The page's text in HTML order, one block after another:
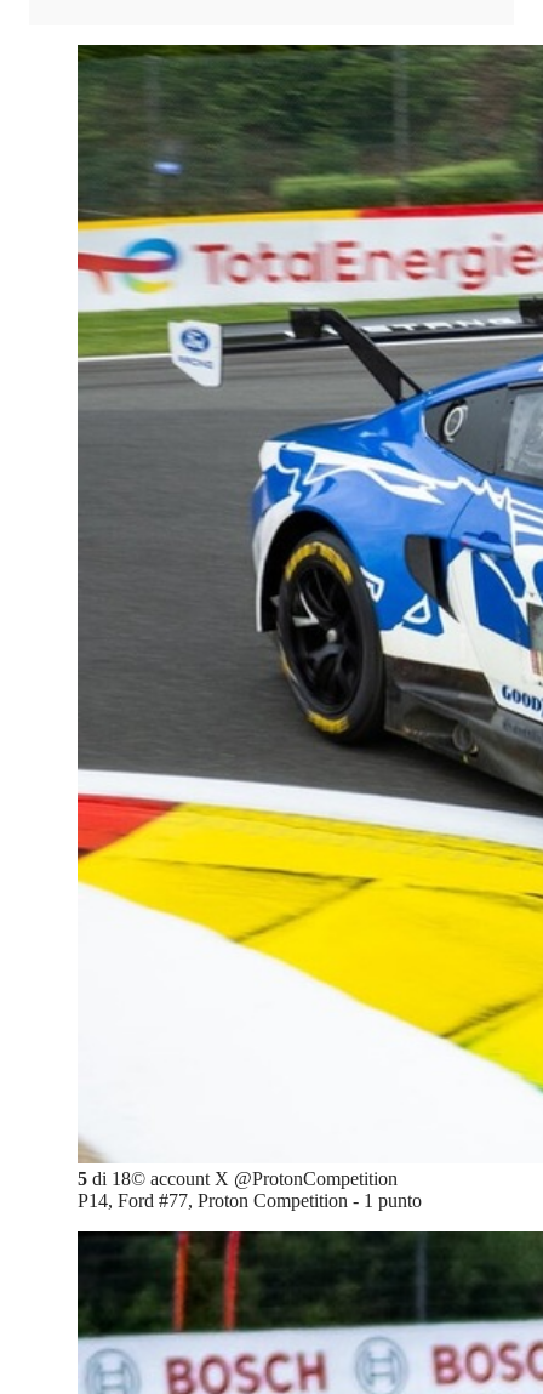
5 di 18© account X @ProtonCompetition
P14, Ford #77, Proton Competition - 1 punto